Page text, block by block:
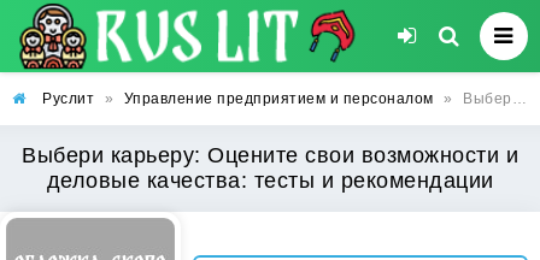
Руслит » Управление предприятием и персоналом » Выбери карьеру: Оцените свои возможности и деловые качества: тесты и рекомендации
Выбери карьеру: Оцените свои возможности и
деловые качества: тесты и рекомендации